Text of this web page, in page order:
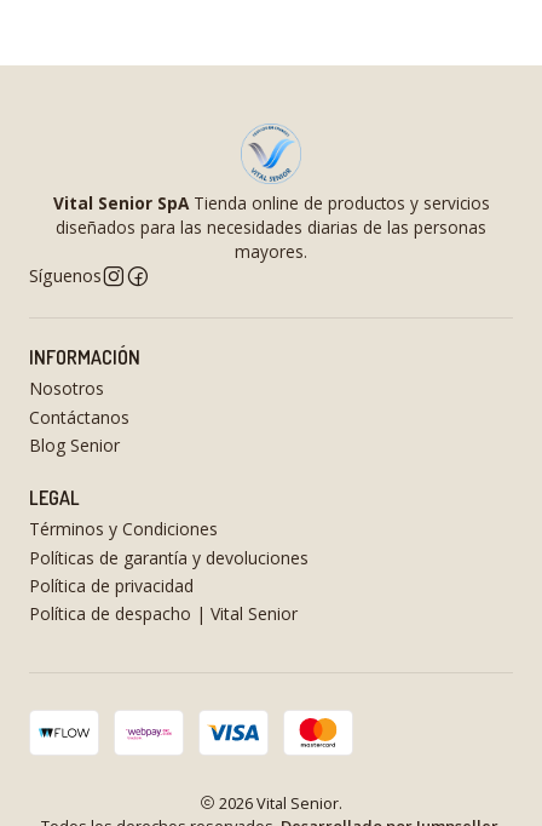
Vital Senior SpATienda online de productos y servicios
diseñados para las necesidades diarias de las personas
mayores.
Síguenos
INFORMACIÓN
Nosotros
Contáctanos
Blog Senior
LEGAL
Términos y Condiciones
Políticas de garantía y devoluciones
Política de privacidad
Política de despacho | Vital Senior
2026 Vital Senior.